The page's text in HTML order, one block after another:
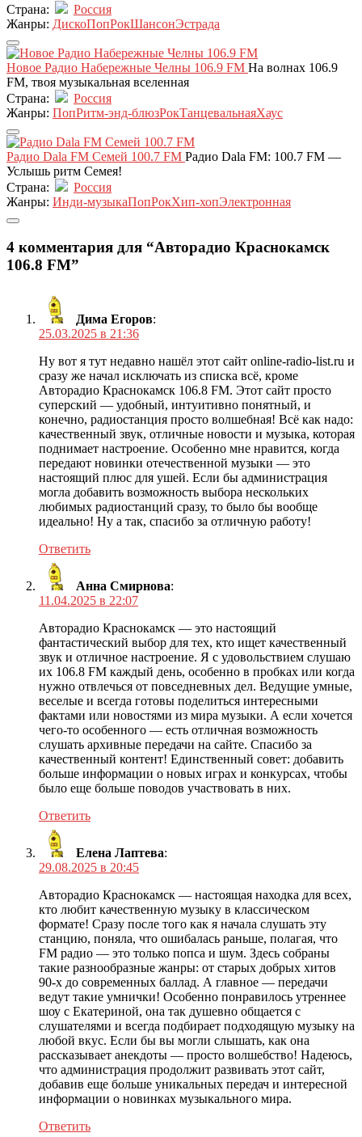
Страна:
Россия
Жанры: ДискоПопРокШансонЭстрада
Новое Радио Набережные Челны 106.9 FM На волнах 106.9
FM, твоя музыкальная вселенная
Страна:
Россия
Жанры: ПопРитм-энд-блюзРокТанцевальнаяХаус
Радио Dala FM Семей 100.7 FM Радио Dala FM: 100.7 FM —
Услышь ритм Семея!
Страна:
Россия
Жанры: Инди-музыкаПопРокХип-хопЭлектронная
4 комментария для “Авторадио Краснокамск
106.8 FM”
Дима Егоров:
25.03.2025 в 21:36
Ну вот я тут недавно нашёл этот сайт online-radio-list.ru и
сразу же начал исключать из списка всё, кроме
Авторадио Краснокамск 106.8 FM. Этот сайт просто
суперский — удобный, интуитивно понятный, и
конечно, радиостанция просто волшебная! Всё как надо:
качественный звук, отличные новости и музыка, которая
поднимает настроение. Особенно мне нравится, когда
передают новинки отечественной музыки — это
настоящий плюс для ушей. Если бы администрация
могла добавить возможность выбора нескольких
любимых радиостанций сразу, то было бы вообще
идеально! Ну а так, спасибо за отличную работу!
Ответить
Анна Смирнова:
11.04.2025 в 22:07
Авторадио Краснокамск — это настоящий
фантастический выбор для тех, кто ищет качественный
звук и отличное настроение. Я с удовольствием слушаю
их 106.8 FM каждый день, особенно в пробках или когда
нужно отвлечься от повседневных дел. Ведущие умные,
веселые и всегда готовы поделиться интересными
фактами или новостями из мира музыки. А если хочется
чего-то особенного — есть отличная возможность
слушать архивные передачи на сайте. Спасибо за
качественный контент! Единственный совет: добавить
больше информации о новых играх и конкурсах, чтобы
было еще больше поводов участвовать в них.
Ответить
Елена Лаптева:
29.08.2025 в 20:45
Авторадио Краснокамск — настоящая находка для всех,
кто любит качественную музыку в классическом
формате! Сразу после того как я начала слушать эту
станцию, поняла, что ошибалась раньше, полагая, что
FM радио — это только попса и шум. Здесь собраны
такие разнообразные жанры: от старых добрых хитов
90-х до современных баллад. А главное — передачи
ведут такие умнички! Особенно понравилось утреннее
шоу с Екатериной, она так душевно общается с
слушателями и всегда подбирает подходящую музыку на
любой вкус. Если бы вы могли слышать, как она
рассказывает анекдоты — просто волшебство! Надеюсь,
что администрация продолжит развивать этот сайт,
добавив еще больше уникальных передач и интересной
информации о новинках музыкального мира.
Ответить